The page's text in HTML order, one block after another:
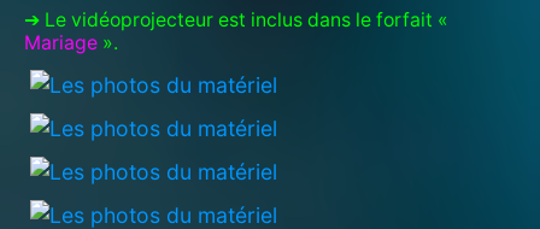
➔ Le vidéoprojecteur est inclus dans le forfait «
Mariage ».